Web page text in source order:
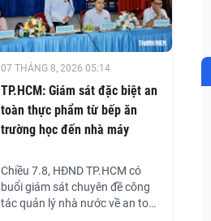
07 THÁNG 8, 2026 05:14
TP.HCM: Giám sát đặc biệt an
toàn thực phẩm từ bếp ăn
trường học đến nhà máy
Chiều 7.8, HĐND TP.HCM có
buổi giám sát chuyên đề công
tác quản lý nhà nước về an toàn